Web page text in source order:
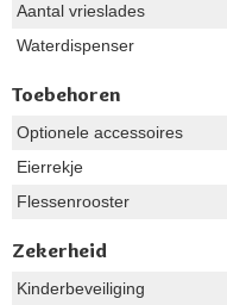
Aantal vrieslades
Waterdispenser
Toebehoren
Optionele accessoires
Eierrekje
Flessenrooster
Zekerheid
Kinderbeveiliging